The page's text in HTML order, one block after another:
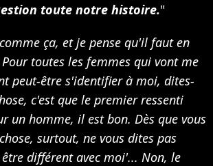
toute notre histoire."
ça, et je pense qu'il faut en
toutes les femmes qui vont me
peut-être s'identifier à moi, dites-
c'est que le premier ressenti
un homme, il est bon. Dès que vous
surtout, ne vous dites pas
différent avec moi'... Non, le